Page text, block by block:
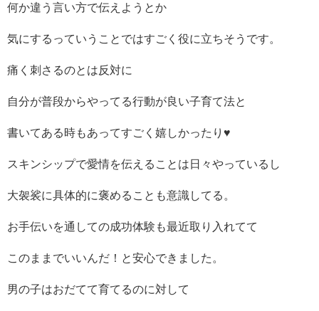
何か違う言い方で伝えようとか
気にするっていうことではすごく役に立ちそうです。
痛く刺さるのとは反対に
自分が普段からやってる行動が良い子育て法と
書いてある時もあってすごく嬉しかったり♥
スキンシップで愛情を伝えることは日々やっているし
大袈裟に具体的に褒めることも意識してる。
お手伝いを通しての成功体験も最近取り入れてて
このままでいいんだ！と安心できました。
男の子はおだてて育てるのに対して